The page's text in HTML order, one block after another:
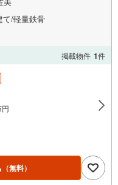
て/軽量鉄骨
掲載物件 1件
（無料）